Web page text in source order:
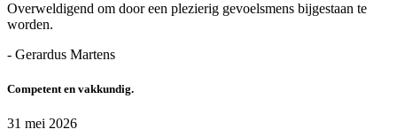
Overweldigend om door een plezierig gevoelsmens bijgestaan te
worden.
- Gerardus Martens
Competent en vakkundig.
31 mei 2026